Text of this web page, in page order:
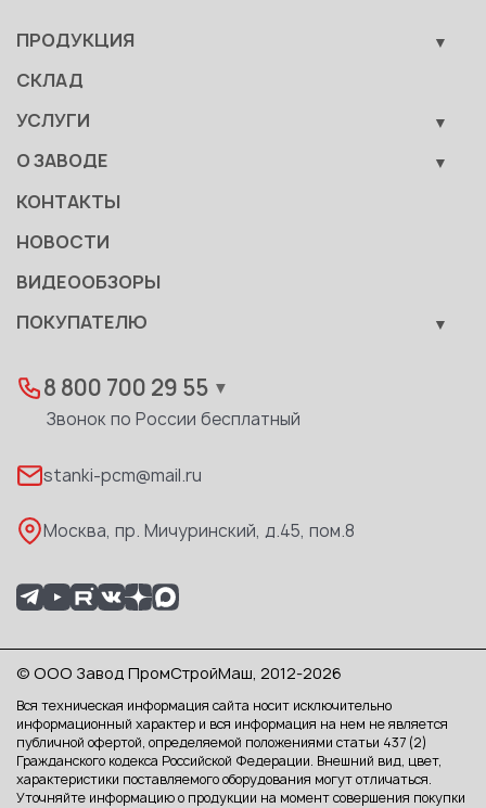
8 800 700 29 55 ▼
Звонок по России бесплатный
stanki-pcm@mail.ru
Москва, пр. Мичуринский, д.45, пом.8
ПРОДУКЦИЯ
СКЛАД
УСЛУГИ
О ЗАВОДЕ
Документы
Качество
Развитие
КОНТАКТЫ
НОВОСТИ
ВИДЕООБЗОРЫ
ПОКУПАТЕЛЮ
Дилеры
Доставка
Каталог PDF
© ООО Завод ПромСтройМаш, 2012-2026
Вся техническая информация сайта носит исключительно
информационный характер и вся информация на нем не является
публичной офертой, определяемой положениями статьи 437 (2)
Гражданского кодекса Российской Федерации. Внешний вид, цвет,
характеристики поставляемого оборудования могут отличаться.
Уточняйте информацию о продукции на момент совершения покупки